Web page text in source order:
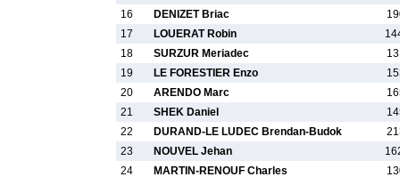
16
DENIZET Briac
17
LOUERAT Robin
18
SURZUR Meriadec
19
LE FORESTIER Enzo
20
ARENDO Marc
21
SHEK Daniel
22
DURAND-LE LUDEC Brendan-Budok
23
NOUVEL Jehan
24
MARTIN-RENOUF Charles